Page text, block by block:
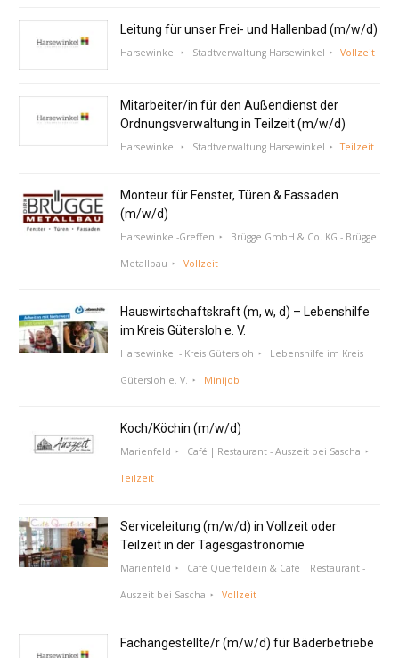
Leitung für unser Frei- und Hallenbad (m/w/d)
Harsewinkel Stadtverwaltung Harsewinkel Vollzeit
Mitarbeiter/in für den Außendienst der
Ordnungsverwaltung in Teilzeit (m/w/d)
Harsewinkel Stadtverwaltung Harsewinkel Teilzeit
Monteur für Fenster, Türen & Fassaden
(m/w/d)
Harsewinkel-Greffen Brügge GmbH & Co. KG - Brügge
Metallbau Vollzeit
Hauswirtschaftskraft (m, w, d) – Lebenshilfe
im Kreis Gütersloh e. V.
Harsewinkel - Kreis Gütersloh Lebenshilfe im Kreis
Gütersloh e. V. Minijob
Koch/Köchin (m/w/d)
Marienfeld Café | Restaurant - Auszeit bei Sascha
Teilzeit
Serviceleitung (m/w/d) in Vollzeit oder
Teilzeit in der Tagesgastronomie
Marienfeld Café Querfeldein & Café | Restaurant -
Auszeit bei Sascha Vollzeit
Fachangestellte/r (m/w/d) für Bäderbetriebe